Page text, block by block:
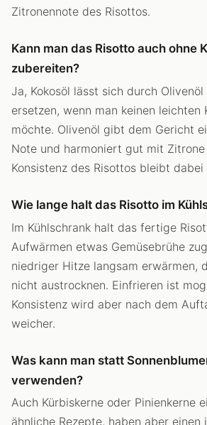
Zitronennote des Risottos.
Kann man das Risotto auch ohne
zubereiten?
Ja, Kokosöl lässt sich durch Olivenöl
ersetzen, wenn man keinen leichten
möchte. Olivenöl gibt dem Gericht
Note und harmoniert gut mit
Konsistenz des Risottos bleibt
Wie lange halt das Risotto im
Im Kühlschrank halt das fertige
Aufwärmen etwas Gemüsebrühe
niedriger Hitze langsam erwärmen,
nicht austrocknen. Einfrieren ist
Konsistenz wird aber nach dem
weicher.
Was kann man statt
verwenden?
Auch Kürbiskerne oder Pinienkerne
ähnliche Rezepte, haben aber einen